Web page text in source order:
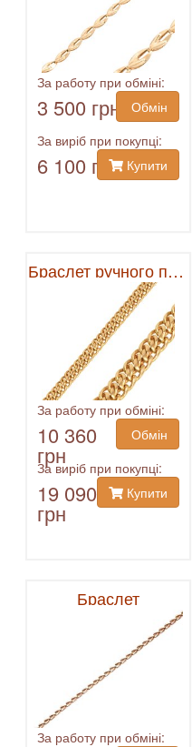
За работу при обміні:
3 500 грн
Обмін
За виріб при покупці:
6 100 грн Купити
Браслет ручного плетения
За работу при обміні:
10 360
грн
Обмін
За виріб при покупці:
19 090
грн
Купити
Браслет
За работу при обміні: